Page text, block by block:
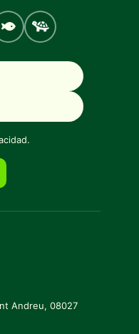
PecesTortugas
.
Andreu, 08027